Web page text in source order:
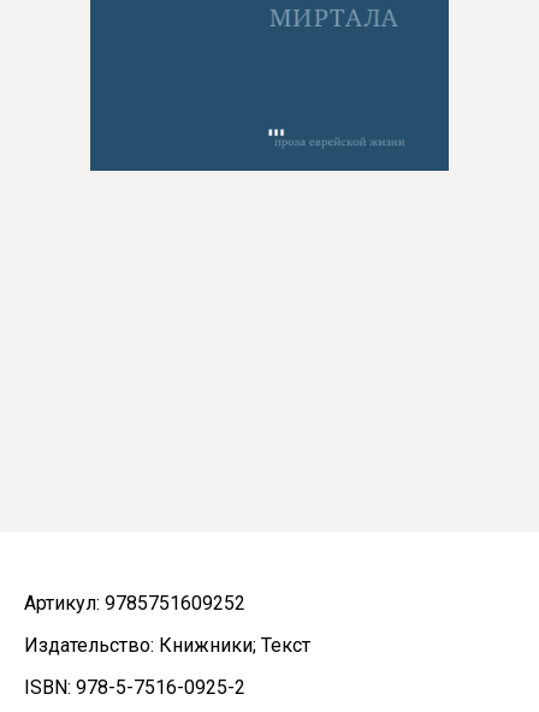
Артикул: 9785751609252
Издательство: Книжники; Текст
ISBN: 978-5-7516-0925-2